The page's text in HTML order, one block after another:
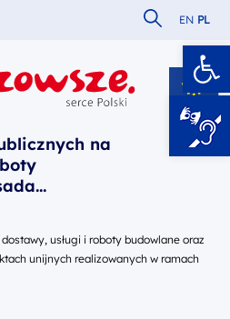
Szukaj w
EN PL
na
w ramach
usługi i roboty budowlane oraz
unijnych realizowanych w ramach